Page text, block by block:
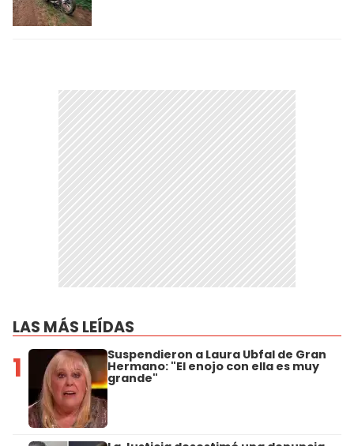
LAS MÁS LEÍDAS
1 Suspendieron a Laura Ubfal de Gran
Hermano: "El enojo con ella es muy
grande"